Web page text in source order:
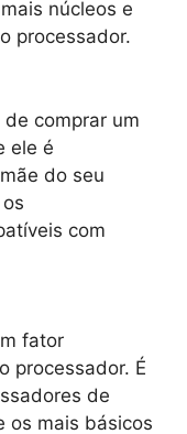
núcleos e
processador.
de comprar um
ele é
do seu
com
fator
processador. É
de
os mais básicos